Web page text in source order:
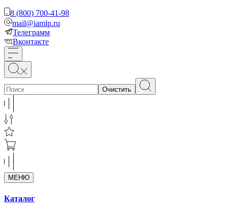
8 (800) 700-41-98
mail@iamlp.ru
Телеграмм
Вконтакте
Очистить
МЕНЮ
Каталог